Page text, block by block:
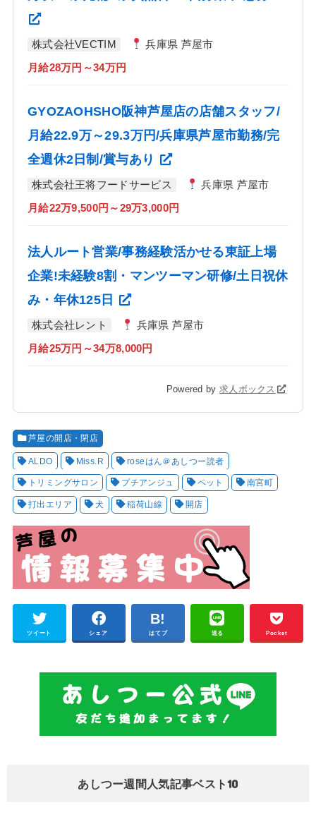
株式会社VECTIM 兵庫県 芦屋市
月給28万円～34万円
GYOZAOHSHO阪神芦屋店の店舗スタッフ/
月給22.9万～29.3万円/兵庫県芦屋市勤務/完
全週休2日制/賞与あり
株式会社王将フードサービス 兵庫県 芦屋市
月給22万9,500円～29万3,000円
法人ルート営業/事務経験活かせる東証上場
企業!未経験8割・マンツーマン研修/土日祝休
み・年休125日
株式会社レント 兵庫県 芦屋市
月給25万円～34万8,000円
Powered by 求人ボックス
芦屋の開店・閉店
ALDO Miss.R roseはん＠あしつー読者
トリミングサロン プチアンジュ ペット 南宮町
打出エリア 犬 稲荷山線 開店
ツイート シェア はてブ 送る Pocket
あしつー週間人気記事ベスト10